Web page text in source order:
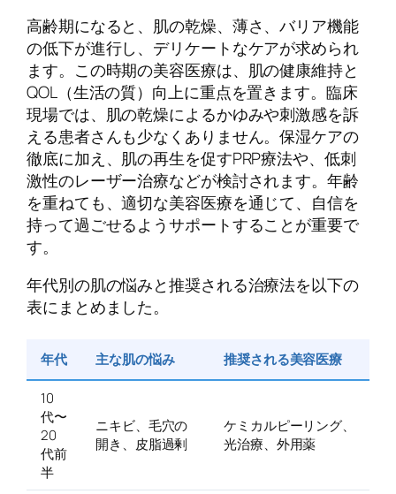
高齢期になると、肌の乾燥、薄さ、バリア機能
の低下が進行し、デリケートなケアが求められ
ます。この時期の美容医療は、肌の健康維持と
QOL（生活の質）向上に重点を置きます。臨床
現場では、肌の乾燥によるかゆみや刺激感を訴
える患者さんも少なくありません。保湿ケアの
徹底に加え、肌の再生を促すPRP療法や、低刺
激性のレーザー治療などが検討されます。年齢
を重ねても、適切な美容医療を通じて、自信を
持って過ごせるようサポートすることが重要で
す。
年代別の肌の悩みと推奨される治療法を以下の
表にまとめました。
年代 主な肌の悩み 推奨される美容医療
10
代〜
20
代前
半
ニキビ、毛穴の
開き、皮脂過剰
ケミカルピーリング、
光治療、外用薬